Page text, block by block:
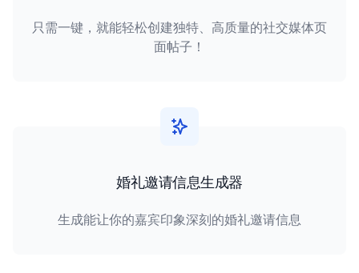
只需一键，就能轻松创建独特、高质量的社交媒体页
面帖子！
婚礼邀请信息生成器
生成能让你的嘉宾印象深刻的婚礼邀请信息